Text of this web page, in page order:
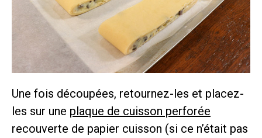
Une fois découpées, retournez-les et placez-
les sur une plaque de cuisson perforée
recouverte de papier cuisson (si ce n’était pas